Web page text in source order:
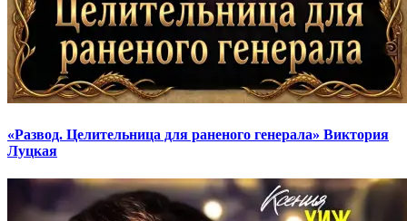
«Развод. Целительница для раненого генерала» Виктория
Луцкая